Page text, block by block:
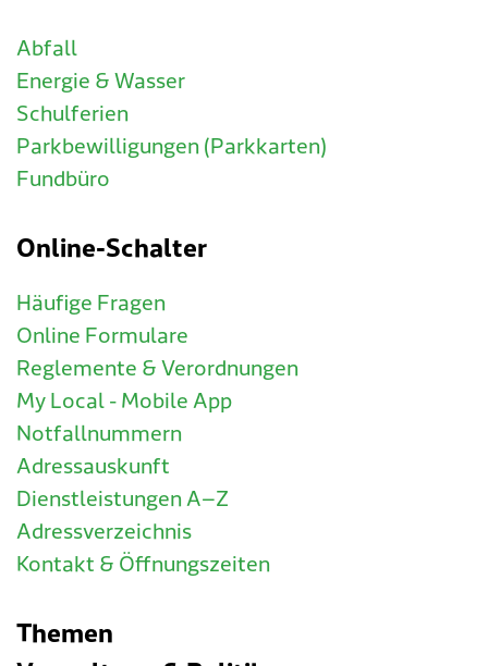
Abfall
Energie & Wasser
Schulferien
Parkbewilligungen (Parkkarten)
Fundbüro
Online-Schalter
Häufige Fragen
Online Formulare
Reglemente & Verordnungen
My Local - Mobile App
Notfallnummern
Adressauskunft
Dienstleistungen A–Z
Adressverzeichnis
Kontakt & Öffnungszeiten
Themen